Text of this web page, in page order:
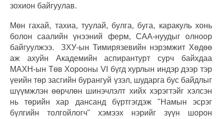
зохион байгуулав.
Мөн гахай, тахиа, туулай, булга, буга, каракуль хонь
болон саалийн үнээний ферм, САА-нуудыг олноор
байгуулжээ. ЗХУ-ын Тимирязевийн нэрэмжит Хөдөө
аж ахуйн Академийн аспирантурт сурч байхдаа
МАХН-ын Төв Хорооны VI бүгд хурлын индэр дээр тэр
үеийн төр засгийн бурангуй үзэл, шударга бус байдлыг
шүүмжлэн өөрчлөн шинэчлэлт хийх хэрэгтэйг хэлсэн
нь төрийн хар дансанд бүртгэгдэж "Намын эсрэг
бүлгийн толгойлогч" хэмээх нэрийг зүүн шорон